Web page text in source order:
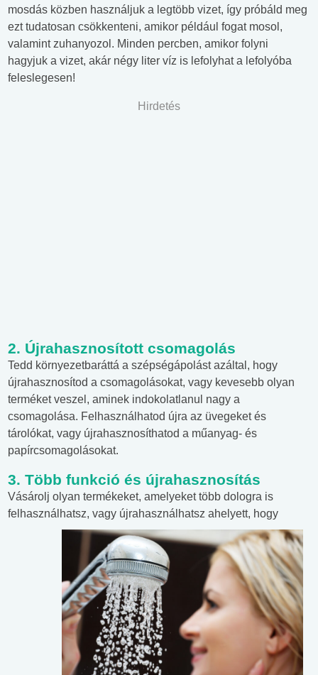
mosdás közben használjuk a legtöbb vizet, így próbáld meg
ezt tudatosan csökkenteni, amikor például fogat mosol,
valamint zuhanyozol. Minden percben, amikor folyni
hagyjuk a vizet, akár négy liter víz is lefolyhat a lefolyóba
feleslegesen!
Hirdetés
2. Újrahasznosított csomagolás
Tedd környezetbaráttá a szépségápolást azáltal, hogy
újrahasznosítod a csomagolásokat, vagy kevesebb olyan
terméket veszel, aminek indokolatlanul nagy a
csomagolása. Felhasználhatod újra az üvegeket és
tárolókat, vagy újrahasznosíthatod a műanyag- és
papírcsomagolásokat.
3. Több funkció és újrahasznosítás
Vásárolj olyan termékeket, amelyeket több dologra is
felhasználhatsz, vagy újrahasználhatsz ahelyett, hogy